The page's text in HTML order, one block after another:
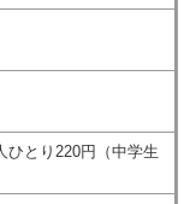
とり220円（中学生